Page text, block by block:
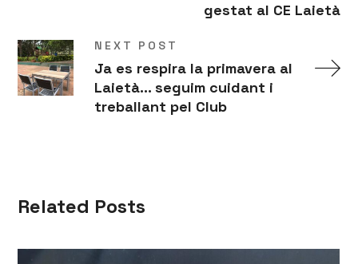
gestat al CE Laietà
NEXT POST
Ja es respira la primavera al
Laietà... seguim cuidant i
treballant pel Club
Related Posts